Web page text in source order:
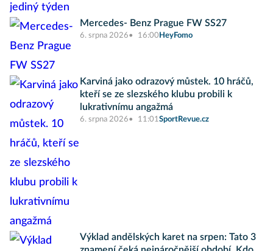
Mercedes- Benz Prague FW SS27
6. srpna 2026 16:00 HeyFomo
Karviná jako odrazový můstek. 10 hráčů,
kteří se ze slezského klubu probili k
lukrativnímu angažmá
6. srpna 2026 11:01SportRevue.cz
Výklad andělských karet na srpen: Tato 3